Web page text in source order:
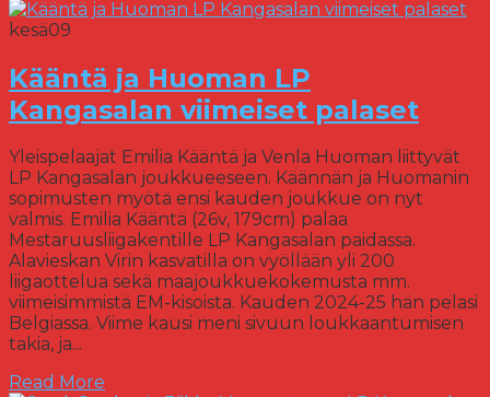
kesä09
Kääntä ja Huoman LP
Kangasalan viimeiset palaset
Yleispelaajat Emilia Kääntä ja Venla Huoman liittyvät
LP Kangasalan joukkueeseen. Käännän ja Huomanin
sopimusten myötä ensi kauden joukkue on nyt
valmis. Emilia Kääntä (26v, 179cm) palaa
Mestaruusliigakentille LP Kangasalan paidassa.
Alavieskan Virin kasvatilla on vyöllään yli 200
liigaottelua sekä maajoukkuekokemusta mm.
viimeisimmistä EM-kisoista. Kauden 2024-25 hän pelasi
Belgiassa. Viime kausi meni sivuun loukkaantumisen
takia, ja...
Read More